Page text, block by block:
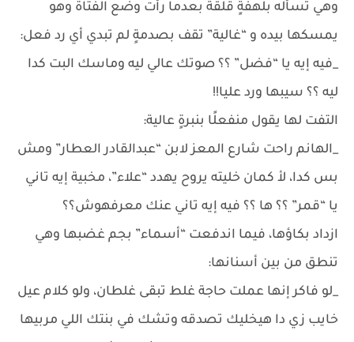
وهي تسأله بلهفةٍ قلقة بعدما رأت وضع الفتاة وهو
يمسكها بيده و “غالية” تقف بصدمةٍ لم تبدي أي رد فعل:
_فيه إيه يا “فضل” ؟؟ صوتك عالي ليه وماسك البت كدا
ليه ؟؟ سيبها ورد عليا!!
التفت لها يقول منفعلًا بنبرةٍ عالية:
_الهانم راحت شارع المعز لابن “عبدالقادر العطار” ومش
بس كدا، لأ كمان خليته يروح يهدد “علاء”، مخبية إيه تاني
يا “قمر” ؟؟ ها ؟؟ فيه إيه تاني عنك معرفهوش؟؟
ازداد بكاؤها، فيما اندفعت “أسماء” بجم غضبها وهي
تنطق من بين أسنانها:
_لو فاكر إنها عملت حاجة غلط تبقى غلطان، ولو كلام عيل
خايب زي دا هيخليك تصدقه وتشك في بنتك اللي مربيها